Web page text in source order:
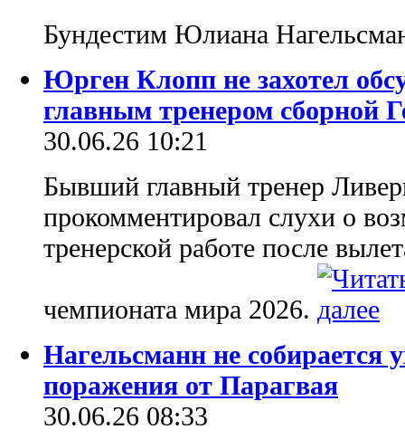
Бундестим Юлиана
Юрген Клопп не захотел
главным тренером сборной
30.06.26 10:21
Бывший главный тренер
прокомментировал слухи о
тренерской работе после
чемпионата мира 2026.
Нагельсманн не собирается
поражения от Парагвая
30.06.26 08:33